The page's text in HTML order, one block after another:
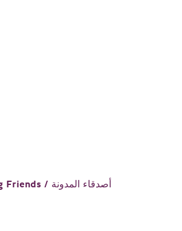
Blog Friends / أصدقاء المدونة